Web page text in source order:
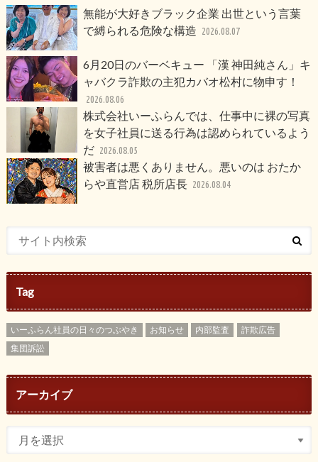
無能が大好きブラック企業 出世という言葉
で縛られる危険な構造 2026.08.07
6月20日のバーベキュー 「漢 神田純さん」キ
ャバクラ詐欺の主犯カバオ松村に物申す！
2026.08.06
株式会社いーふらんでは、仕事中に裸の写真
を女子社員に送る行為は認められているよう
だ 2026.08.05
被害者は悪くありません。悪いのは おたか
らや直営店 税所店長 2026.08.04
Tag
いーふらん社員の日々のつぶやき お知らせ 内部監査
詐欺広告
集団訴訟
アーカイブ